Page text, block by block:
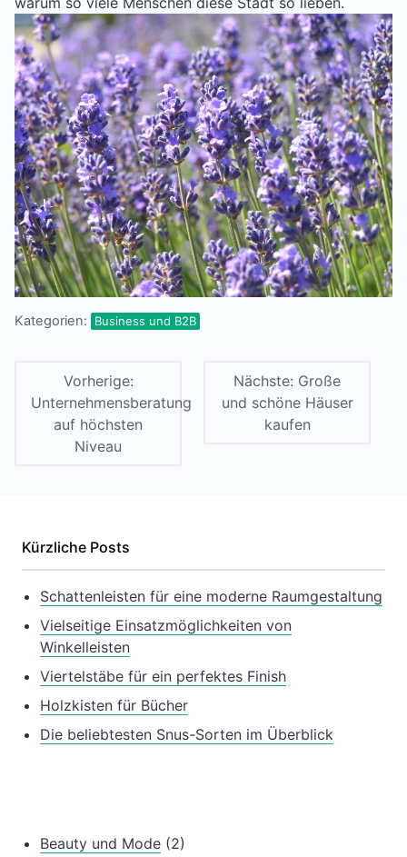
Kategorien: Business und B2B
Vorherige:
Unternehmensberatung
auf höchsten
Niveau
Nächste: Große
und schöne Häuser
kaufen
Kürzliche Posts
Schattenleisten für eine moderne Raumgestaltung
Vielseitige Einsatzmöglichkeiten von
Winkelleisten
Viertelstäbe für ein perfektes Finish
Holzkisten für Bücher
Die beliebtesten Snus-Sorten im Überblick
Beauty und Mode (2)